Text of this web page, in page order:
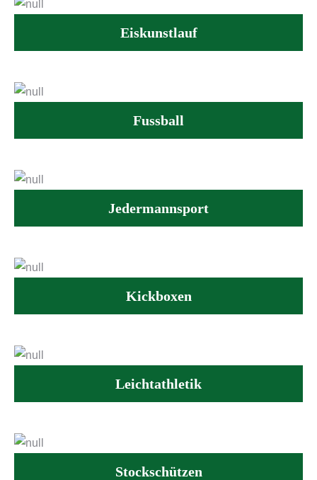
Eiskunstlauf
Fussball
Jedermannsport
Kickboxen
Leichtathletik
Stockschützen